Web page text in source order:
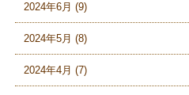
2024年6月 (9)
2024年5月 (8)
2024年4月 (7)